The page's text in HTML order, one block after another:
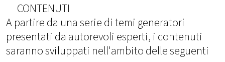
CONTENUTI
A partire da una serie di temi generatori
presentati da autorevoli esperti, i contenuti
saranno sviluppati nell'ambito delle seguenti